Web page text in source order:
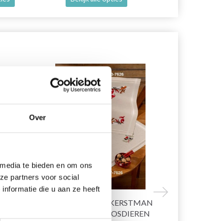
Over
te bieden en om ons
partners voor social
die u aan ze heeft
À
BORDUURPAKKET KERSTMAN
TAFELKLEED MET BOSDIEREN